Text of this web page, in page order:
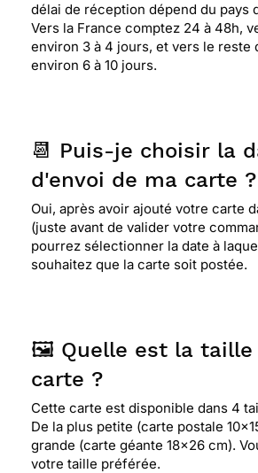
délai de réception dépend du pays
Vers la France comptez 24 à 48h,
environ 3 à 4 jours, et vers le reste
environ 6 à 10 jours.
📆 Puis-je choisir la
d'envoi de ma carte ?
Oui, après avoir ajouté votre carte
(juste avant de valider votre
pourrez sélectionner la date à
souhaitez que la carte soit postée.
🖼️ Quelle est la taille
carte ?
Cette carte est disponible dans 4
De la plus petite (carte postale
grande (carte géante 18x26 cm).
votre taille préférée.